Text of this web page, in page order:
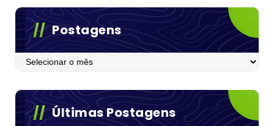
Postagens
Postagens
Últimas Postagens